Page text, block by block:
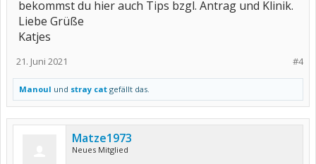
bekommst du hier auch Tips bzgl. Antrag und Klinik.
Liebe Grüße
Katjes
#4
21. Juni 2021
Manoul und stray cat gefällt das.
Matze1973
Neues Mitglied